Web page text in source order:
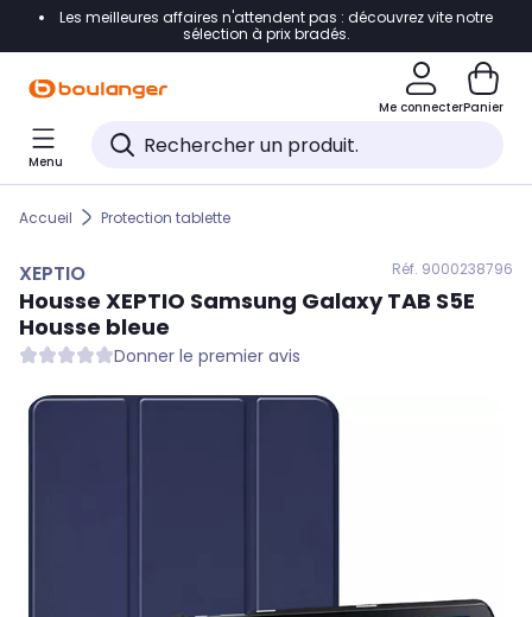
Accéder directement à la navigation
Accéder directement au pied de page
Accéder directement au chatbot
Les meilleures affaires n'attendent pas : découvrez vite notre
sélection à prix bradés.
Me connecterPanier
Menu
Accueil Protection tablette
XEPTIO Réf. 9000238796
Housse XEPTIO Samsung Galaxy TAB S5E
Housse bleue
Donner le premier avis